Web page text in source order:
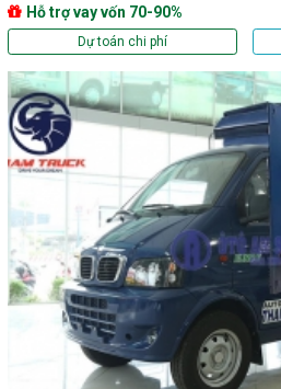
Hỗ trợ vay vốn 70-90%
Dự toán chi phí